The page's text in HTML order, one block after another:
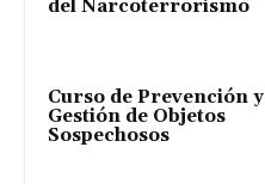
del Narcoterrorismo
Curso de Prevención y
Gestión de Objetos
Sospechosos